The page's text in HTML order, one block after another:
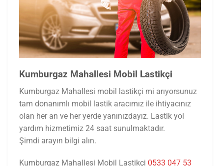
Kumburgaz Mahallesi Mobil Lastikçi
Kumburgaz Mahallesi mobil lastikçi mi arıyorsunuz
tam donanımlı mobil lastik aracımız ile ihtiyacınız
olan her an ve her yerde yanınızdayız. Lastik yol
yardım hizmetimiz 24 saat sunulmaktadır.
Şimdi arayın bilgi alın.
Kumburgaz Mahallesi Mobil Lastikçi 0533 047 53